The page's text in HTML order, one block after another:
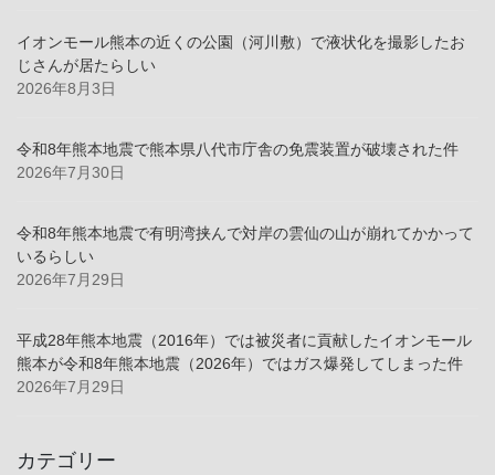
イオンモール熊本の近くの公園（河川敷）で液状化を撮影したお
じさんが居たらしい
2026年8月3日
令和8年熊本地震で熊本県八代市庁舎の免震装置が破壊された件
2026年7月30日
令和8年熊本地震で有明湾挟んで対岸の雲仙の山が崩れてかかって
いるらしい
2026年7月29日
平成28年熊本地震（2016年）では被災者に貢献したイオンモール
熊本が令和8年熊本地震（2026年）ではガス爆発してしまった件
2026年7月29日
カテゴリー